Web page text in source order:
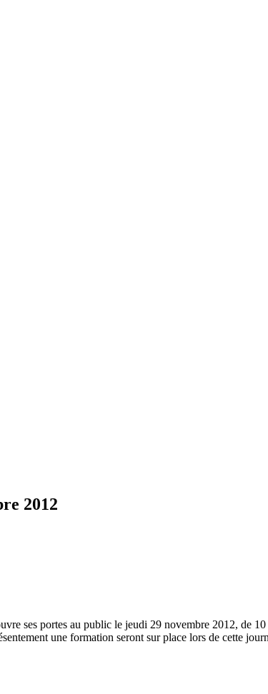
2012
ses portes au public le jeudi 29 novembre 2012, de
une formation seront sur place lors de cette